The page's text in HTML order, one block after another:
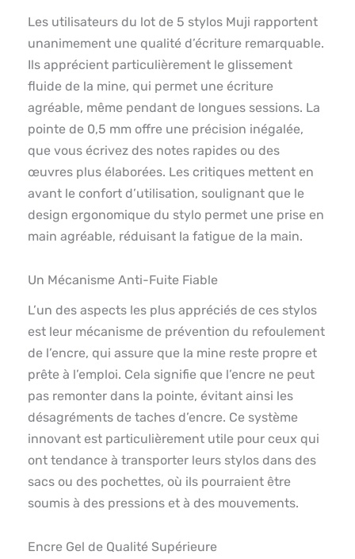
Les utilisateurs du lot de 5 stylos Muji rapportent
unanimement une qualité d’écriture remarquable.
Ils apprécient particulièrement le glissement
fluide de la mine, qui permet une écriture
agréable, même pendant de longues sessions. La
pointe de 0,5 mm offre une précision inégalée,
que vous écrivez des notes rapides ou des
œuvres plus élaborées. Les critiques mettent en
avant le confort d’utilisation, soulignant que le
design ergonomique du stylo permet une prise en
main agréable, réduisant la fatigue de la main.
Un Mécanisme Anti-Fuite Fiable
L’un des aspects les plus appréciés de ces stylos
est leur mécanisme de prévention du refoulement
de l’encre, qui assure que la mine reste propre et
prête à l’emploi. Cela signifie que l’encre ne peut
pas remonter dans la pointe, évitant ainsi les
désagréments de taches d’encre. Ce système
innovant est particulièrement utile pour ceux qui
ont tendance à transporter leurs stylos dans des
sacs ou des pochettes, où ils pourraient être
soumis à des pressions et à des mouvements.
Encre Gel de Qualité Supérieure